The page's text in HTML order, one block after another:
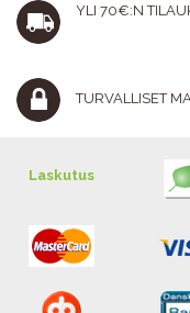
YLI 70€:N
TURVALLISET
Laskutus